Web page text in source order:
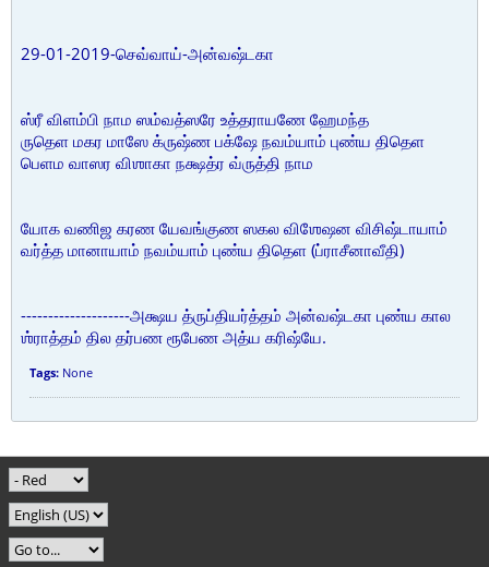
29-01-2019-செவ்வாய்-அன்வஷ்டகா
ஸ்ரீ விளம்பி நாம ஸம்வத்ஸரே உத்தராயணே ஹேமந்த
ருதெள மகர மாஸே க்ருஷ்ண பக்ஷே நவம்யாம் புண்ய திதெள
பெளம வாஸர விஶாகா நக்ஷத்ர வ்ருத்தி நாம
யோக வணிஜ கரண யேவங்குண ஸகல விஶேஷன விசிஷ்டாயாம்
வர்த்த மானாயாம் நவம்யாம் புண்ய திதெள (ப்ராசீனாவீதி)
--------------------அக்ஷய த்ருப்தியர்த்தம் அன்வஷ்டகா புண்ய கால
ஶ்ராத்தம் தில தர்பண ரூபேண அத்ய கரிஷ்யே.
Tags: None